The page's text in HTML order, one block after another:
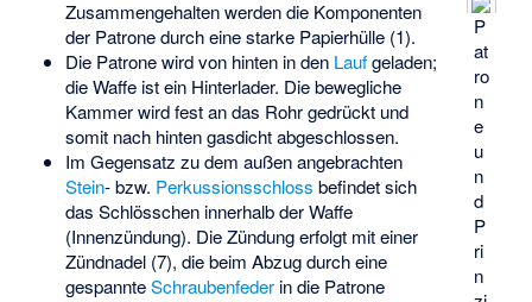
P
at
ro
n
e
u
n
d
P
ri
n
Zusammengehalten werden die Komponenten
der Patrone durch eine starke Papierhülle (1).
Die Patrone wird von hinten in den Laufgeladen;
die Waffe ist ein Hinterlader. Die bewegliche
Kammer wird fest an das Rohr gedrückt und
somit nach hinten gasdicht abgeschlossen.
Im Gegensatz zu dem außen angebrachten
Stein- bzw. Perkussionsschloss befindet sich
das Schlösschen innerhalb der Waffe
(Innenzündung). Die Zündung erfolgt mit einer
Zündnadel (7), die beim Abzug durch eine
gespannteSchraubenfederin die Patrone